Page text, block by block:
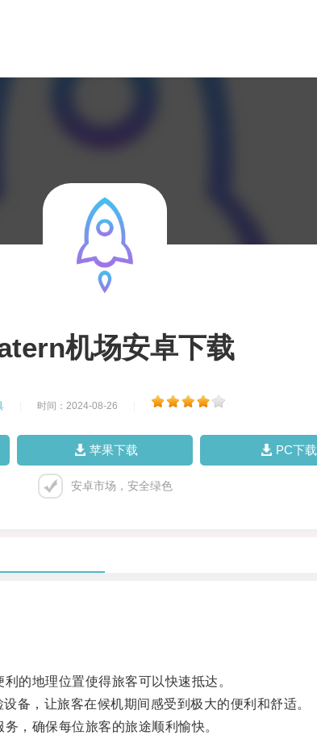
机场安卓下载
时间：2024-08-26
苹果下载 PC下载
安卓市场，安全绿色
的地理位置使得旅客可以快速抵达。
，让旅客在候机期间感受到极大的便利和舒适。
，确保每位旅客的旅途顺利愉快。